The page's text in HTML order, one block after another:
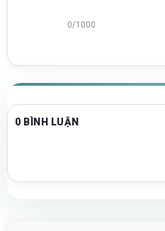
0/1000
0 BÌNH LUẬN